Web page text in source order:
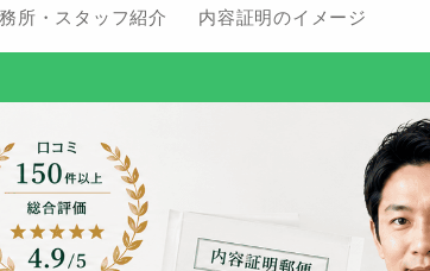
所・スタッフ紹介 内容証明のイメージ